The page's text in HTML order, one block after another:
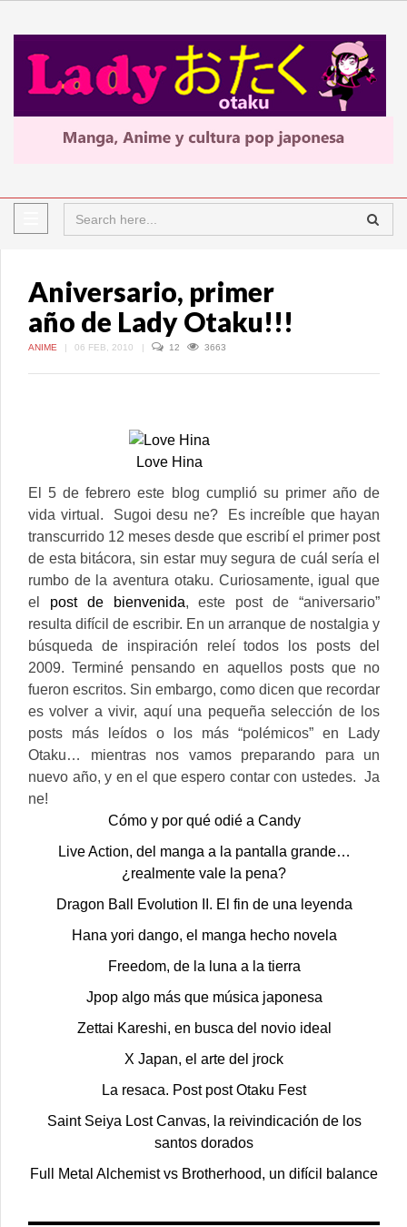
Aniversario, primer
año de Lady Otaku!!!
ANIME | 06 FEB, 2010 | 12 3663
Love Hina
El 5 de febrero este blog cumplió su primer año de
vida virtual. Sugoi desu ne? Es increíble que hayan
transcurrido 12 meses desde que escribí el primer post
de esta bitácora, sin estar muy segura de cuál sería el
rumbo de la aventura otaku. Curiosamente, igual que
el post de bienvenida, este post de “aniversario”
resulta difícil de escribir. En un arranque de nostalgia y
búsqueda de inspiración releí todos los posts del
2009. Terminé pensando en aquellos posts que no
fueron escritos. Sin embargo, como dicen que recordar
es volver a vivir, aquí una pequeña selección de los
posts más leídos o los más “polémicos” en Lady
Otaku… mientras nos vamos preparando para un
nuevo año, y en el que espero contar con ustedes. Ja
ne!
Cómo y por qué odié a Candy
Live Action, del manga a la pantalla grande…
¿realmente vale la pena?
Dragon Ball Evolution II. El fin de una leyenda
Hana yori dango, el manga hecho novela
Freedom, de la luna a la tierra
Jpop algo más que música japonesa
Zettai Kareshi, en busca del novio ideal
X Japan, el arte del jrock
La resaca. Post post Otaku Fest
Saint Seiya Lost Canvas, la reivindicación de los
santos dorados
Full Metal Alchemist vs Brotherhood, un difícil balance